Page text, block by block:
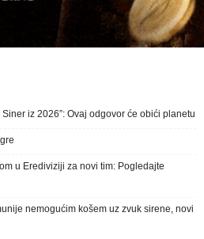
iz 2026”: Ovaj odgovor će obići planetu
u Erediviziji za novi tim: Pogledajte
nemogućim košem uz zvuk sirene, novi